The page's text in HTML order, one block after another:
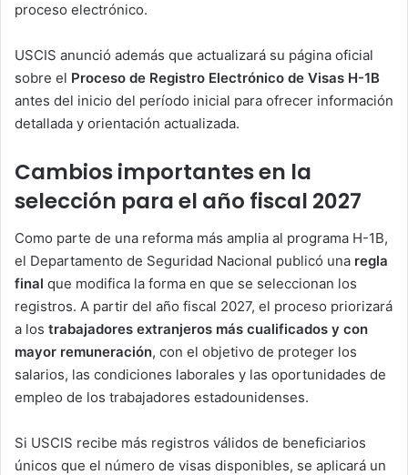
proceso electrónico.
USCIS anunció además que actualizará su página oficial
sobre el Proceso de Registro Electrónico de Visas H-1B
antes del inicio del período inicial para ofrecer información
detallada y orientación actualizada.
Cambios importantes en la
selección para el año fiscal 2027
Como parte de una reforma más amplia al programa H-1B,
el Departamento de Seguridad Nacional publicó una regla
final que modifica la forma en que se seleccionan los
registros. A partir del año fiscal 2027, el proceso priorizará
a los trabajadores extranjeros más cualificados y con
mayor remuneración, con el objetivo de proteger los
salarios, las condiciones laborales y las oportunidades de
empleo de los trabajadores estadounidenses.
Si USCIS recibe más registros válidos de beneficiarios
únicos que el número de visas disponibles, se aplicará un